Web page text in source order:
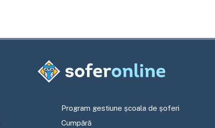
Program gestiune școala de șoferi
Cumpără